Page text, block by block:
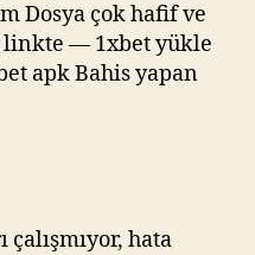
Dosya çok hafif ve
linkte — 1xbet yükle
apk Bahis yapan
çalışmıyor, hata